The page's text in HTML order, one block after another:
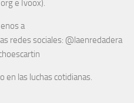
e Ivoox).
a
redes sociales: @laenredadera
en las luchas cotidianas.